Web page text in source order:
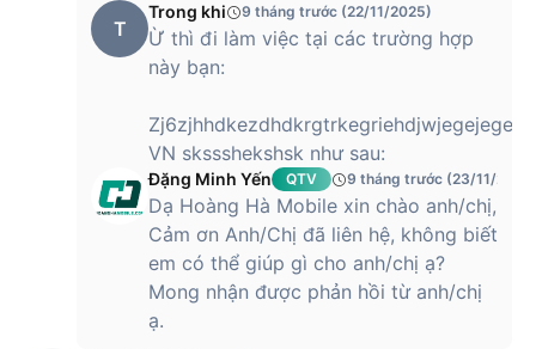
T
Trong khi 9 tháng trước (22/11/2025)
Ừ thì đi làm việc tại các trường hợp
này bạn:
VN skssshekshsk như sau:
Đặng Minh Yến QTV 9 tháng trước (23/11/
Dạ Hoàng Hà Mobile xin chào anh/chị,
Cảm ơn Anh/Chị đã liên hệ, không biết
em có thể giúp gì cho anh/chị ạ?
Mong nhận được phản hồi từ anh/chị
ạ.